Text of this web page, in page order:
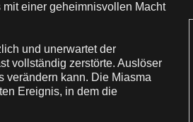
einer geheimnisvollen Macht
und unerwartet der
vollständig zerstörte. Auslöser
verändern kann. Die Miasma
Ereignis, in dem die